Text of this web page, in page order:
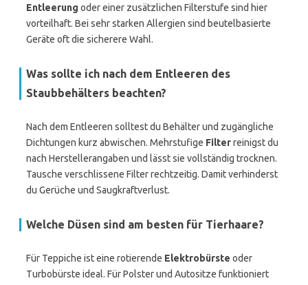
Entleerung oder einer zusätzlichen Filterstufe sind hier
vorteilhaft. Bei sehr starken Allergien sind beutelbasierte
Geräte oft die sicherere Wahl.
Was sollte ich nach dem Entleeren des
Staubbehälters beachten?
Nach dem Entleeren solltest du Behälter und zugängliche
Dichtungen kurz abwischen. Mehrstufige Filterreinigst du
nach Herstellerangaben und lässt sie vollständig trocknen.
Tausche verschlissene Filter rechtzeitig. Damit verhinderst
du Gerüche und Saugkraftverlust.
Welche Düsen sind am besten für Tierhaare?
Für Teppiche ist eine rotierende Elektrobürste oder
Turbobürste ideal. Für Polster und Autositze funktioniert